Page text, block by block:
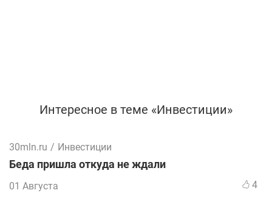
Интересное в теме «Инвестиции»
30mln.ru / Инвестиции
Беда пришла откуда не ждали
01 Августа 4